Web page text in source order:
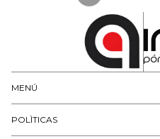
MENÚ
POLÌTICASPolítica de reembolso